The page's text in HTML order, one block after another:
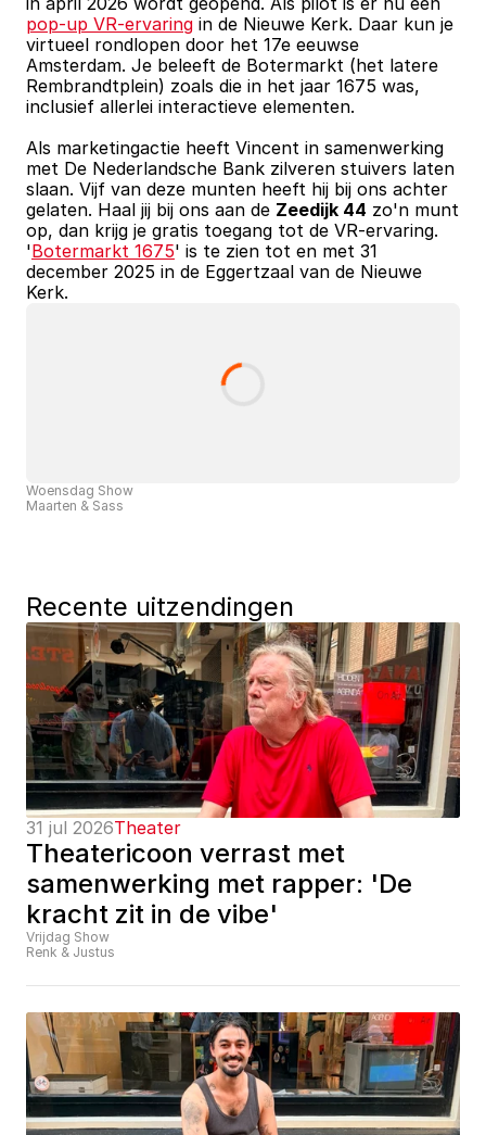
pop-up VR-ervaring in de Nieuwe Kerk. Daar kun je
virtueel rondlopen door het 17e eeuwse
Amsterdam. Je beleeft de Botermarkt (het latere
Rembrandtplein) zoals die in het jaar 1675 was,
inclusief allerlei interactieve elementen.
Als marketingactie heeft Vincent in samenwerking
met De Nederlandsche Bank zilveren stuivers laten
slaan. Vijf van deze munten heeft hij bij ons achter
gelaten. Haal jij bij ons aan de Zeedijk 44 zo'n munt
op, dan krijg je gratis toegang tot de VR-ervaring.
'Botermarkt 1675' is te zien tot en met 31
december 2025 in de Eggertzaal van de Nieuwe
Kerk.
Woensdag Show
Maarten & Sass
Recente uitzendingen
31 jul 2026Theater
Theatericoon verrast met
samenwerking met rapper: 'De
kracht zit in de vibe'
Vrijdag Show
Renk & Justus